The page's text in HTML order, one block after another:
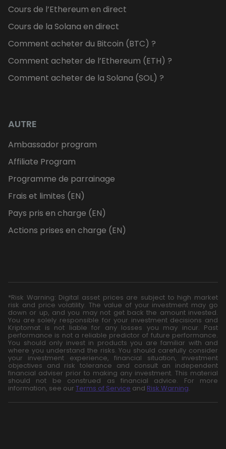
Cours de l’Ethereum en direct
Cours de la Solana en direct
Comment acheter du Bitcoin (BTC) ?
Comment acheter de l’Ethereum (ETH) ?
Comment acheter de la Solana (SOL) ?
AUTRE
Ambassador program
Affiliate Program
Programme de parrainage
Frais et limites (EN)
Pays pris en charge (EN)
Actions prises en charge (EN)
*Risk Warning: Digital asset prices are subject to high market
risk and price volatility. The value of your investment may go
down or up, and you may not get back the amount invested.
You are solely responsible for your investment decisions and
Kriptomat is not liable for any losses you may incur. Past
performance is not a reliable predictor of future performance.
You should only invest in products you are familiar with and
where you understand the risks. You should carefully consider
your investment experience, financial situation, investment
objectives and risk tolerance and consult an independent
financial adviser prior to making any investment. This material
should not be construed as financial advice. For more
information, see our Terms of Service and Risk Warning.